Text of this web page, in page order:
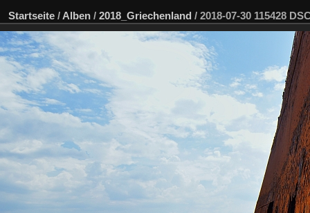
Startseite / Alben / 2018_Griechenland / 2018-07-30 115428